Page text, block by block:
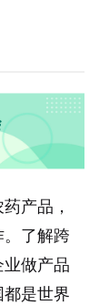
产品，
了解跨
做产品
是世界